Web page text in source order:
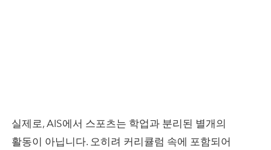
실제로, AIS에서 스포츠는 학업과 분리된 별개의
활동이 아닙니다. 오히려 커리큘럼 속에 포함되어